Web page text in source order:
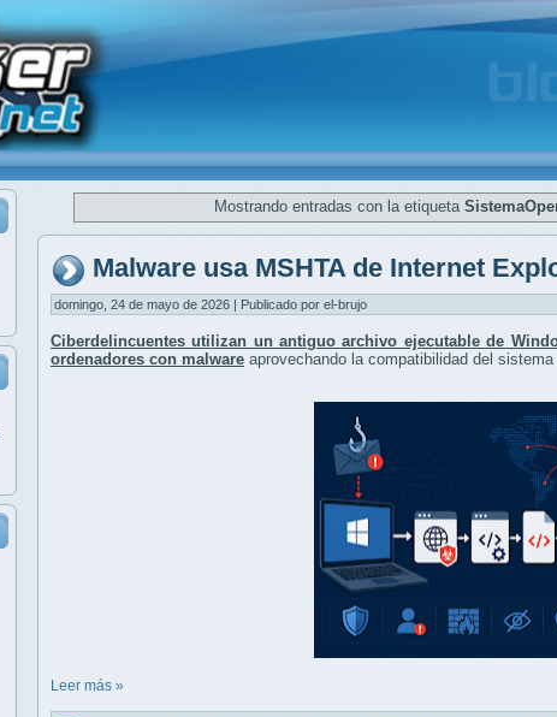
Mostrando entradas con la etiqueta
Malware usa MSHTA de Internet
domingo, 24 de mayo de 2026 | Publicado por el-brujo
Ciberdelincuentes utilizan un antiguo archivo ejecutable de
ordenadores con malware aprovechando la compatibilidad del sistema
Leer más »